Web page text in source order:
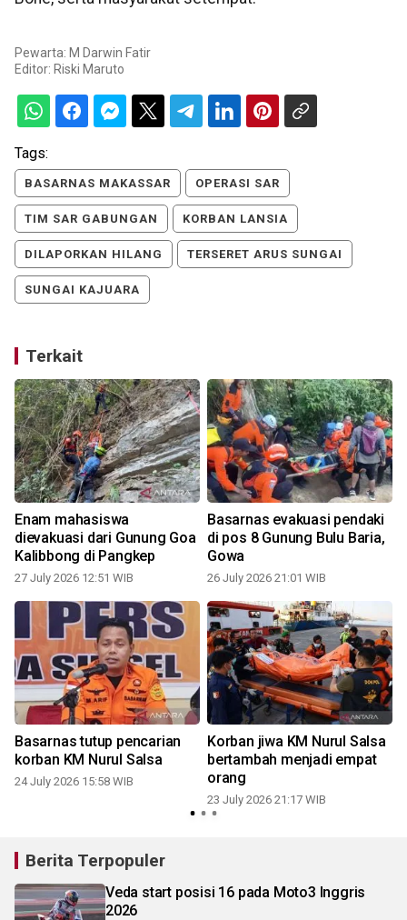
Pewarta: M Darwin Fatir
Editor: Riski Maruto
Tags:
BASARNAS MAKASSAR OPERASI SAR
TIM SAR GABUNGAN KORBAN LANSIA
DILAPORKAN HILANG TERSERET ARUS SUNGAI
SUNGAI KAJUARA
Terkait
Enam mahasiswa
dievakuasi dari Gunung Goa
Kalibbong di Pangkep
27 July 2026 12:51 WIB
Basarnas evakuasi pendaki
di pos 8 Gunung Bulu Baria,
Gowa
26 July 2026 21:01 WIB
Basarnas tutup pencarian
korban KM Nurul Salsa
24 July 2026 15:58 WIB
Korban jiwa KM Nurul Salsa
bertambah menjadi empat
orang
23 July 2026 21:17 WIB
Berita Terpopuler
Veda start posisi 16 pada Moto3 Inggris
2026